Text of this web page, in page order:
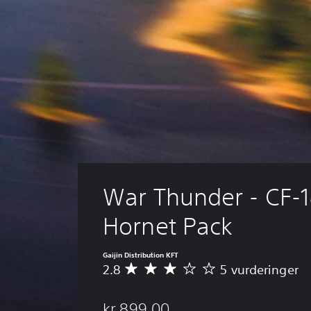
War Thunder - CF-
Hornet Pack
Gaijin Distribution KFT
G
2.8 5 vurderinger